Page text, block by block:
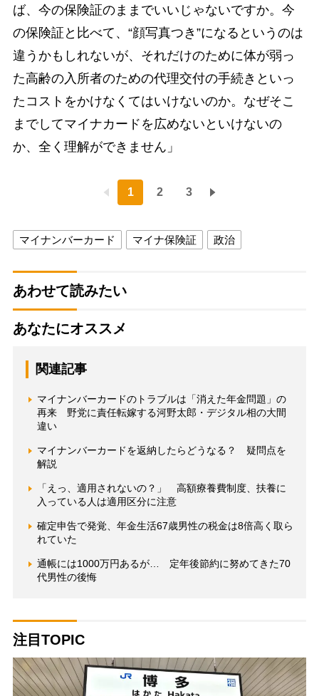
ば、今の保険証のままでいいじゃないですか。今
の保険証と比べて、“顔写真つき”になるというのは
違うかもしれないが、それだけのために体が弱っ
た高齢の入所者のための代理交付の手続きといっ
たコストをかけなくてはいけないのか。なぜそこ
までしてマイナカードを広めないといけないの
か、全く理解ができません」
1 2 3
マイナンバーカード マイナ保険証 政治
あわせて読みたい
あなたにオススメ
関連記事
マイナンバーカードのトラブルは「消えた年金問題」の
再来 野党に責任転嫁する河野太郎・デジタル相の大間
違い
マイナンバーカードを返納したらどうなる？ 疑問点を
解説
「えっ、適用されないの？」 高額療養費制度、扶養に
入っている人は適用区分に注意
確定申告で発覚、年金生活67歳男性の税金は8倍高く取ら
れていた
通帳には1000万円あるが… 定年後節約に努めてきた70
代男性の後悔
注目TOPIC